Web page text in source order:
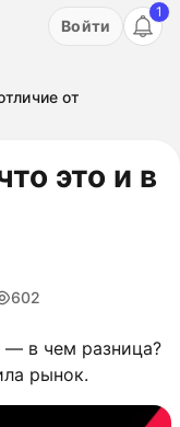
на 3 дня!
Войти
1
от
это и в
602
— в чем разница?
рынок.